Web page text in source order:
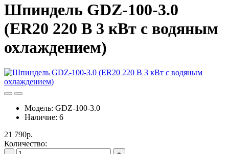
Шпиндель GDZ-100-3.0
(ER20 220 В 3 кВт с водяным
охлаждением)
Модель: GDZ-100-3.0
Наличие: 6
21 790р.
Количество: